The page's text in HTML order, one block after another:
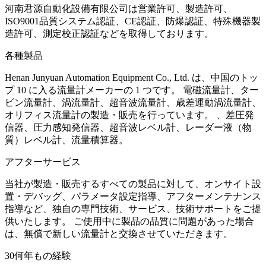
河南君源自動化設備有限公司は営業許可、製造許可、
ISO9001品質システム認証、CE認証、防爆認証、特殊機器製
造許可、測定校正認証などを取得しております。
各種製品
Henan Junyuan Automation Equipment Co., Ltd. は、中国のトッ
プ 10 に入る流量計メーカーの 1 つです。 電磁流量計、ター
ビン流量計、渦流量計、超音波流量計、歳差運動渦流量計、
オリフィス流量計の製造・販売を行っています。 、差圧発
信器、圧力感知発信器、超音波レベル計、レーダー液（物
質）レベル計、流量積算器。
アフターサービス
当社が製造・販売するすべての製品に対して、オンサイト設
置・デバッグ、パラメータ設定指導、アフターメンテナンス
指導など、独自の専門技術、サービス、技術サポートをご提
供いたします。 ご使用中に製品の品質に問題があった場合
は、無償で新しい流量計と交換させていただきます。
30何年もの経験